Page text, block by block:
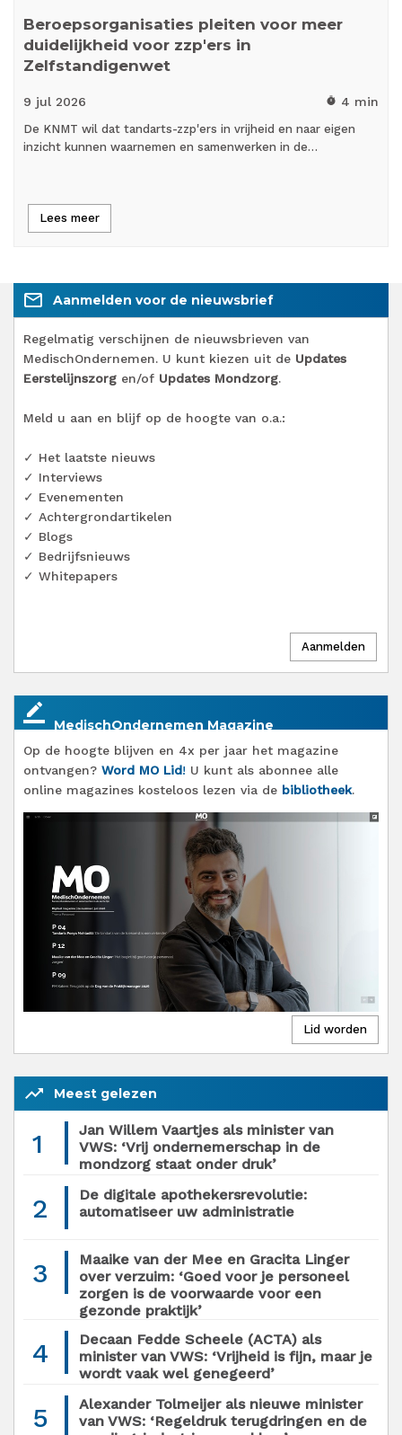
Beroepsorganisaties pleiten voor meer
duidelijkheid voor zzp'ers in
Zelfstandigenwet
9 jul 2026 timer 4 min
De KNMT wil dat tandarts-zzp'ers in vrijheid en naar eigen
inzicht kunnen waarnemen en samenwerken in de…
Lees meer
mail_outline Aanmelden voor de nieuwsbrief
Regelmatig verschijnen de nieuwsbrieven van
MedischOndernemen. U kunt kiezen uit de Updates
Eerstelijnszorg en/of Updates Mondzorg.
Meld u aan en blijf op de hoogte van o.a.:
✓ Het laatste nieuws
✓ Interviews
✓ Evenementen
✓ Achtergrondartikelen
✓ Blogs
✓ Bedrijfsnieuws
✓ Whitepapers
border_color
MedischOndernemen Magazine
Op de hoogte blijven en 4x per jaar het magazine
ontvangen? Word MO Lid! U kunt als abonnee alle
online magazines kosteloos lezen via de bibliotheek.
trending_up Meest gelezen
1
Jan Willem Vaartjes als minister van
VWS: ‘Vrij ondernemerschap in de
mondzorg staat onder druk’
2
De digitale apothekersrevolutie:
automatiseer uw administratie
3
Maaike van der Mee en Gracita Linger
over verzuim: ‘Goed voor je personeel
zorgen is de voorwaarde voor een
gezonde praktijk’
4
Decaan Fedde Scheele (ACTA) als
minister van VWS: ‘Vrijheid is fijn, maar je
wordt vaak wel genegeerd’
5
Alexander Tolmeijer als nieuwe minister
van VWS: ‘Regeldruk terugdringen en de